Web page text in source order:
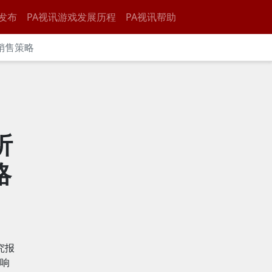
布 PA视讯游戏发展历程 PA视讯帮助
售策略
报